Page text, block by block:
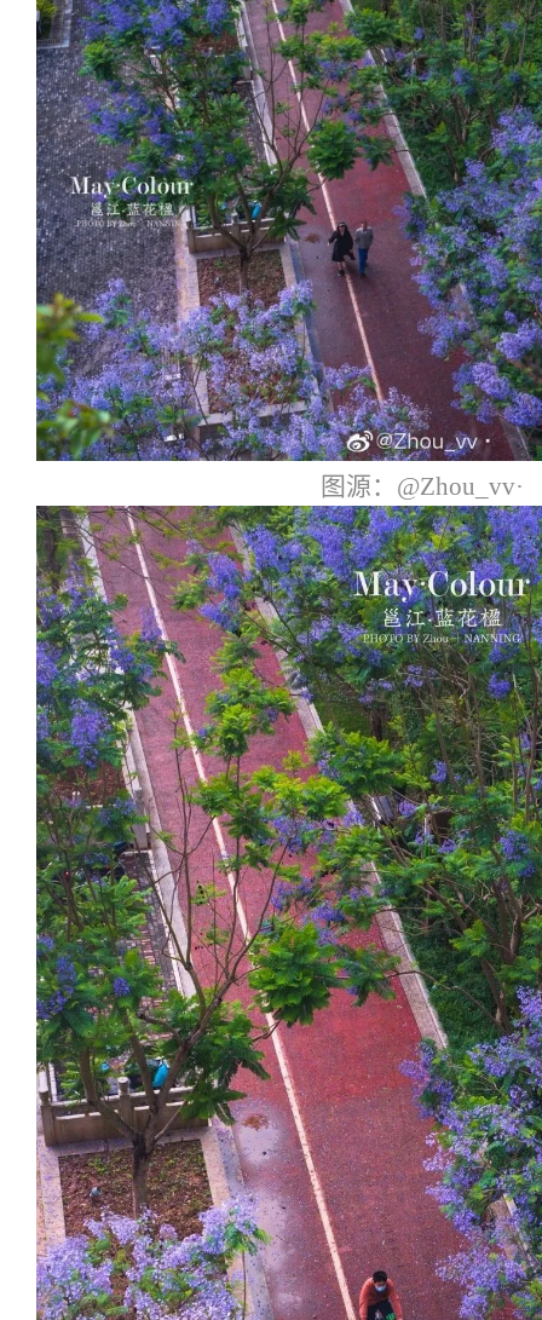
图源：@Zhou_vv·